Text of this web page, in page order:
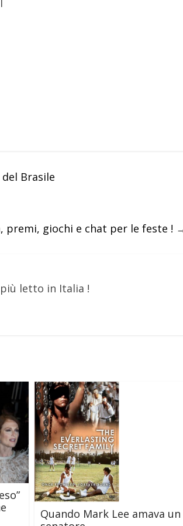
Brasile
premi, giochi e chat per le feste !
letto in Italia !
Quando Mark Lee amava un